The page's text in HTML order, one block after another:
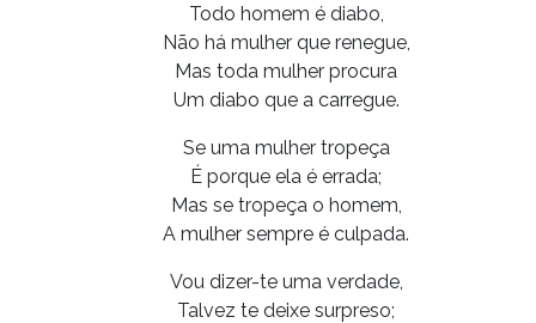
Todo homem é diabo,
Não há mulher que renegue,
Mas toda mulher procura
Um diabo que a carregue.
Se uma mulher tropeça
É porque ela é errada;
Mas se tropeça o homem,
A mulher sempre é culpada.
Vou dizer-te uma verdade,
Talvez te deixe surpreso;